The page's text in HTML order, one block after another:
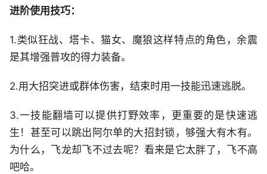
进阶使用技巧：
1.类似狂战、塔卡、猫女、魔狼这样特点的角色，余震
是其增强普攻的得力装备。
2.用大招突进或群体伤害，结束时用一技能迅速逃脱。
3.一技能翻墙可以提供打野效率，更重要的是快速逃
生！甚至可以跳出阿尔单的大招封锁，够强大有木有。
为什么，飞龙却飞不过去呢？看来是它太胖了，飞不高
吧哈。